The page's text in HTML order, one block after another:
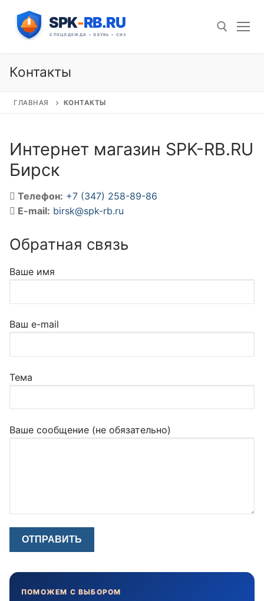
содержимому
Контакты
ГЛАВНАЯ КОНТАКТЫ
Интернет магазин SPK-RB.RU
Бирск
Телефон: +7 (347) 258-89-86
E-mail: birsk@spk-rb.ru
Обратная связь
Ваше имя
Ваш e-mail
Тема
Ваше сообщение (не обязательно)
ПОМОЖЕМ С ВЫБОРОМ